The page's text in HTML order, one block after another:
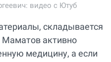
видео с Ютуб
складывается
Маматов активно
медицину, а если